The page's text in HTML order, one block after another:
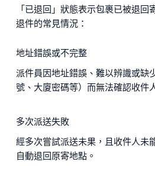
「已退回」狀態表示包裹已被退
退件的常見情況：
地址錯誤或不完整
派件員因地址錯誤、難以辨識或缺
號、大廈密碼等）而無法確認收件
多次派送失敗
經多次嘗試派送未果，且收件人未
自動退回原寄地點。